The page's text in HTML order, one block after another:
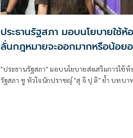
ประธานรัฐสภา มอบนโยบายใช้
ลั่นกฎหมายจะออกมากหรือน้อย
"ประธานรัฐสภา" มอบนโยบายส่งเสริมการใช้ห้
รัฐสภา ชู หัวใจนักปราชญ์ "สุ จิ ปุ ลิ" ย้ำ บทบาทประธาน